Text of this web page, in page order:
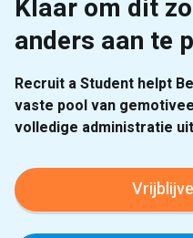
Klaar om dit
anders aan te
Recruit a Student helpt
vaste pool van
volledige administratie